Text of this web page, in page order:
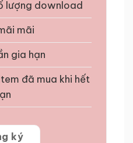
lượng download
mãi
gia hạn
đã mua khi hết
ký